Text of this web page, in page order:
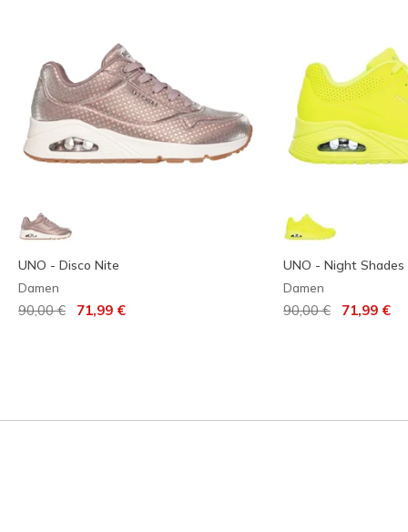
UNO - Disco Nite
Damen
Reduziert von
90,00 € auf
71,99 €
UNO - Night Shades
Damen
Reduziert von
90,00 €auf71,99 €